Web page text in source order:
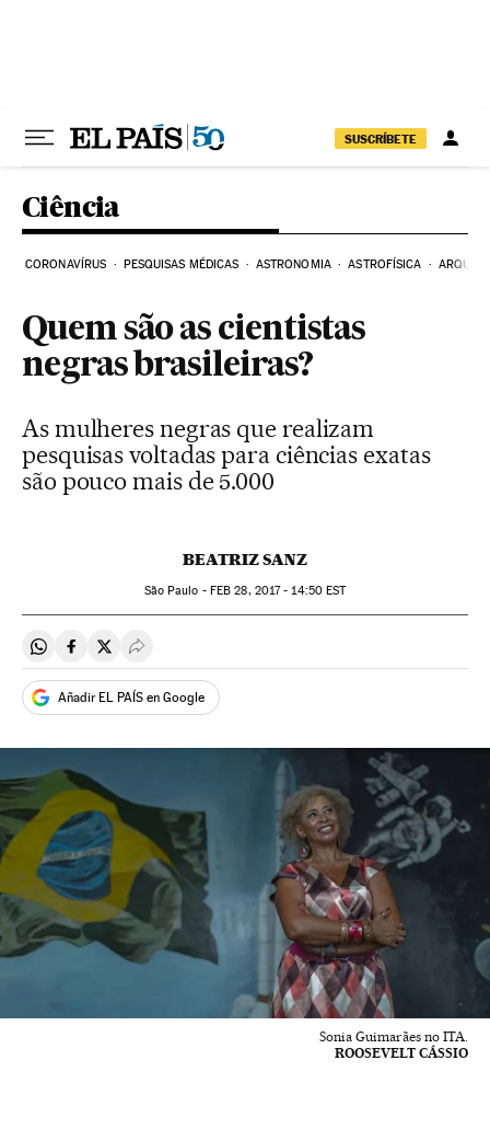
SUSCRÍBETE
Ciência
CORONAVÍRUS PESQUISAS MÉDICAS ASTRONOMIA ASTROFÍSICA
Quem são as cientistas
negras brasileiras?
As mulheres negras que realizam
pesquisas voltadas para ciências exatas
são pouco mais de 5.000
BEATRIZ SANZ
São Paulo - FEB 28, 2017 - 14:50EST
Compartir en Whatsapp
Compartir en Facebook
Compartir en Twitter
Desplegar Redes Sociales
Añadir EL PAÍS en Google
Sonia Guimarães no ITA.
ROOSEVELT CÁSSIO